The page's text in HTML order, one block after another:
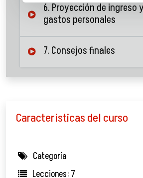
6. Proyección de ingreso y
gastos personales
7. Consejos finales
Características del curso
Categoría
Lecciones: 7